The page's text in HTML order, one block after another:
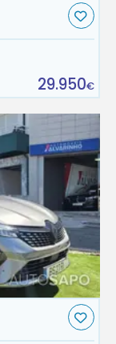
29.950€